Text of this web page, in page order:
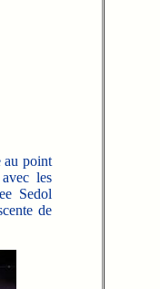
au point
les
Sedol
de